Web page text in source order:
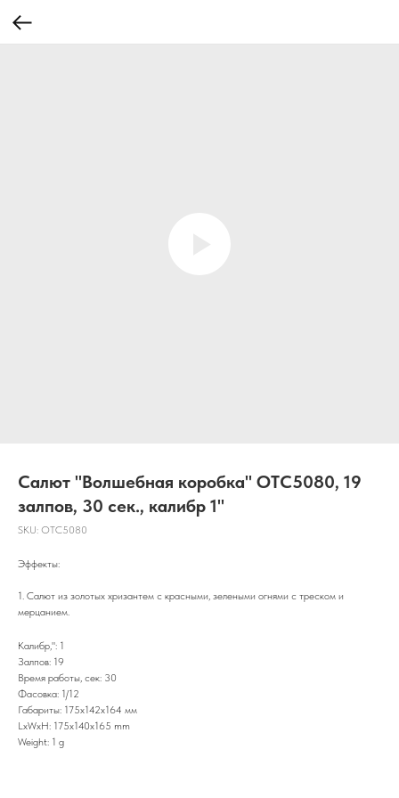
Салют "Волшебная коробка" OTC5080, 19
залпов, 30 сек., калибр 1"
SKU: OTC5080
Эффекты:
1. Салют из золотых хризантем с красными, зелеными огнями с треском и
мерцанием.
Калибр,": 1
Залпов: 19
Время работы, сек: 30
Фасовка: 1/12
Габариты: 175х142х164 мм
LxWxH: 175x140x165 mm
Weight: 1 g